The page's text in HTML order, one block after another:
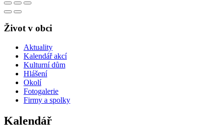
Život v obci
Aktuality
Kalendář akcí
Kulturní dům
Hlášení
Okolí
Fotogalerie
Firmy a spolky
Kalendář